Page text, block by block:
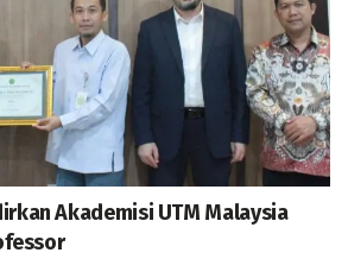
Akademisi UTM Malaysia